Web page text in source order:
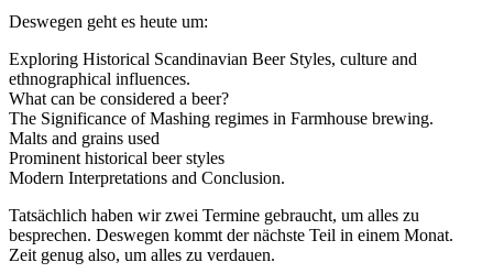
Deswegen geht es heute um:
Exploring Historical Scandinavian Beer Styles, culture and
ethnographical influences.
What can be considered a beer?
The Significance of Mashing regimes in Farmhouse brewing.
Malts and grains used
Prominent historical beer styles
Modern Interpretations and Conclusion.
Tatsächlich haben wir zwei Termine gebraucht, um alles zu
besprechen. Deswegen kommt der nächste Teil in einem Monat.
Zeit genug also, um alles zu verdauen.